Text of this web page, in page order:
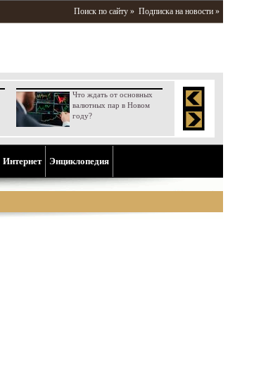
Поиск по сайту » Подписка на новости »
Что ждать от основных
валютных пар в Новом
году?
Интернет Энциклопедия